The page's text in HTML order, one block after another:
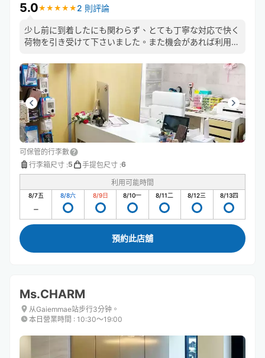
5.0★ ★ ★ ★ ★
★ ★ ★ ★ ★ 2 則評論
少し前に到着したにも関わらず、とても丁寧な対応で快く
荷物を引き受けて下さいました。また機会があれば利用さ
可保管的行李數
行李箱尺寸 :5 手提包尺寸 :6
利用可能時間
8/7五 8/8六 8/9日 8/10一 8/11二 8/12三 8/13四
預約此店舖
Ms.CHARM
从Gaiemmae站步行3分钟。
本日營業時間 : 10:30〜19:00